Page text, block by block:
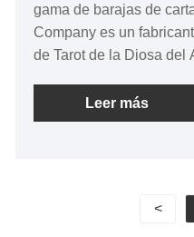
gama de barajas de
Company es un
de Tarot de la Diosa del
económico. Si lo
en línea oportuno sobre
Leer más
<